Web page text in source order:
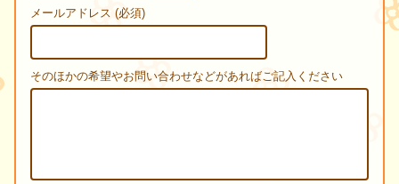
メールアドレス (必須)
そのほかの希望やお問い合わせなどがあればご記入ください